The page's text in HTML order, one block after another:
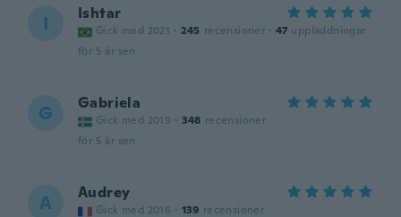
I Ishtar
Gick med 2021 · 245 recensioner · 47 uppladdningar
för 5 år sen
G Gabriela
Gick med 2019 · 348 recensioner
för 5 år sen
A Audrey
Gick med 2016 · 139 recensioner